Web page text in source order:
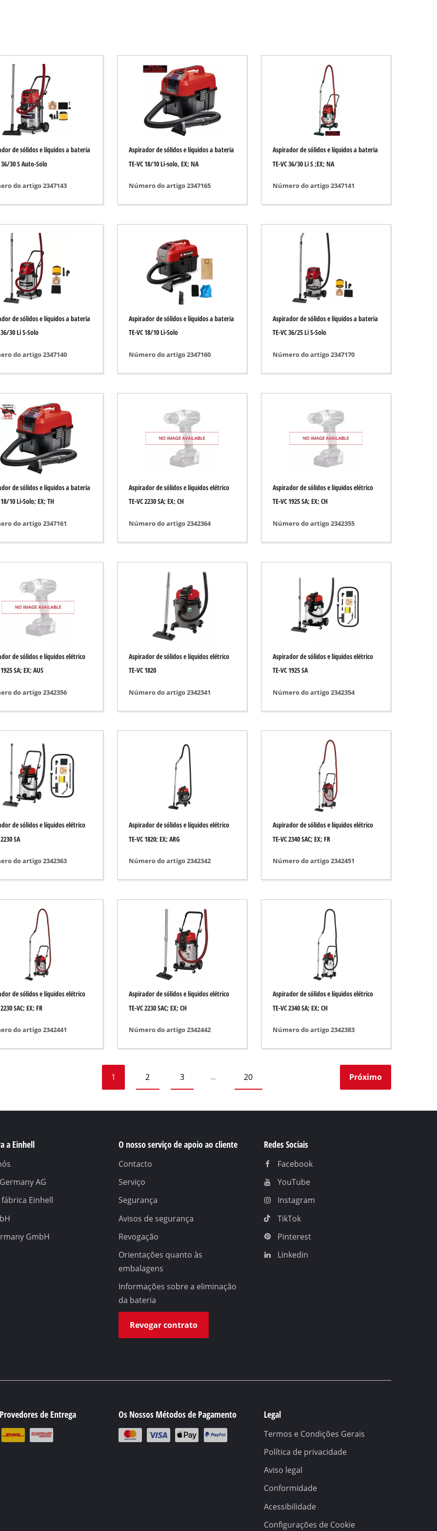
mano
/ chão
/ lixar
telescópicas
de veículos
Corta-sebes a gasolina
Aparador de sebes telescópico
Bomba de jardim
Bombas de águas residuais
Bomba para furo
Sistema de bomba de água para uso doméstico
Outras bombas
Escarificador a gasolina
Escarificador manual
Serra a bateria
Serrote
Escova de limpeza de superfícies
Limpador de fendas
Aspiradores de jardim
Máquina de varrer
de sólidos e líquidos a bateria
36/30 S Auto-Solo
do artigo 2347143
Aspirador de sólidos e líquidos a bateria
TE-VC 18/10 Li-solo, EX; NA
Número do artigo 2347165
Aspirador de sólidos e líquidos a bateria
TE-VC 36/30 Li S ;EX; NA
Número do artigo 2347141
de sólidos e líquidos a bateria
36/30 Li S-Solo
do artigo 2347140
Aspirador de sólidos e líquidos a bateria
TE-VC 18/10 Li-Solo
Número do artigo 2347160
Aspirador de sólidos e líquidos a bateria
TE-VC 36/25 Li S-Solo
Número do artigo 2347170
de sólidos e líquidos a bateria
18/10 Li-Solo; EX; TH
do artigo 2347161
Aspirador de sólidos e líquidos elétrico
TE-VC 2230 SA; EX; CH
Número do artigo 2342364
Aspirador de sólidos e líquidos elétrico
TE-VC 1925 SA; EX; CH
Número do artigo 2342355
de sólidos e líquidos elétrico
SA; EX; AUS
do artigo 2342356
Aspirador de sólidos e líquidos elétrico
TE-VC 1820
Número do artigo 2342341
Aspirador de sólidos e líquidos elétrico
TE-VC 1925 SA
Número do artigo 2342354
de sólidos e líquidos elétrico
SA
do artigo 2342363
Aspirador de sólidos e líquidos elétrico
TE-VC 1820; EX; ARG
Número do artigo 2342342
Aspirador de sólidos e líquidos elétrico
TE-VC 2340 SAC; EX; FR
Número do artigo 2342451
de sólidos e líquidos elétrico
SAC; EX; FR
do artigo 2342441
Aspirador de sólidos e líquidos elétrico
TE-VC 2230 SAC; EX; CH
Número do artigo 2342442
Aspirador de sólidos e líquidos elétrico
TE-VC 2340 SA; EX; CH
Número do artigo 2342383
1 2 3 … 20 Próximo
a Einhell
AG
Einhell
GmbH
O nosso serviço de apoio ao cliente
Contacto
Serviço
Segurança
Avisos de segurança
Revogação
Orientações quanto às
embalagens
Informações sobre a eliminação
da bateria
Revogar contrato
Redes Sociais
Facebook
YouTube
Instagram
TikTok
Pinterest
Linkedin
de Entrega Os Nossos Métodos de Pagamento Legal
Termos e Condições Gerais
Política de privacidade
Aviso legal
Conformidade
Acessibilidade
Configurações de Cookie